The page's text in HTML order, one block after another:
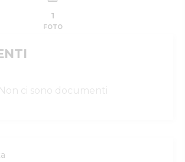
1
FOTO
Non ci sono documenti